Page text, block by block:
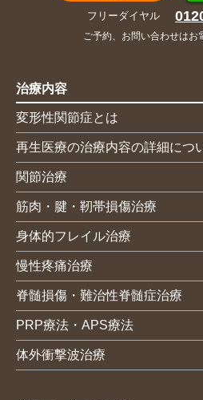
フリーダイヤル
ご予約、お問い合わせはお
治療内容
変形性関節症とは
再生医療の治療内容の詳細につ
関節治療
筋肉・腱・靭帯損傷治療
身体的フレイル治療
慢性疼痛治療
脊髄損傷・難治性脊髄症治療
PRP療法・APS療法
体外衝撃波治療